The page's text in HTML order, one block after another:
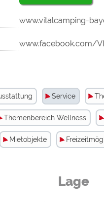
www.vitalcamping-
www.facebook.com/
Service
Themenbereich Wellness
Mietobjekte
Lage